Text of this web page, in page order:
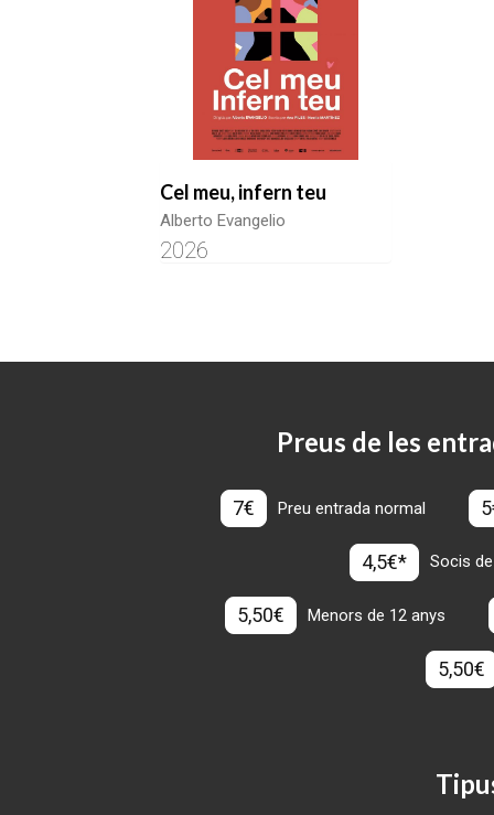
Cel meu, infern teu
Alberto Evangelio
2026
Preus de les
7€ Preu entrada normal
4,5€* Socis
5,50€ Menors de 12 anys
5,50€